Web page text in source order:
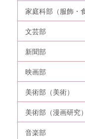
家庭科部（服飾・
文芸部
新聞部
映画部
美術部（美術）
美術部（漫画研究）
音楽部